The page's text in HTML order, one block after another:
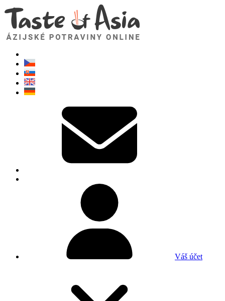
Váš účet
TasteOfAsia.sk
Neváhajte sa opýtať. Som tu pre vás!